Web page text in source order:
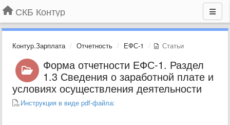
СКБ Контур
Контур.Зарплата Отчетность ЕФС-1 Статьи
Форма отчетности ЕФС-1. Раздел
1.3 Сведения о заработной плате и
условиях осуществления деятельности
Инструкция в виде pdf-файла: